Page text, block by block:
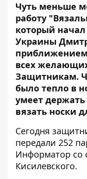
Чуть меньше
работу
который
Украины
всех
Защитникам.
было тепло в
умеет
вязать носки
Сегодня
передали 252
Информатор со
Кисилевского.